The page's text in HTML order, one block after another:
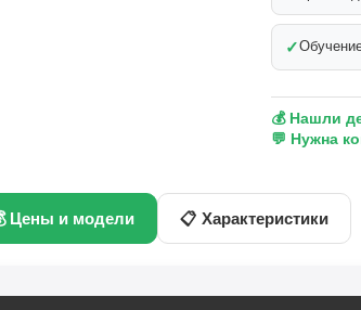
✓
💰 Нашли
💬 Нужна
Цены и модели 📋 Характеристики